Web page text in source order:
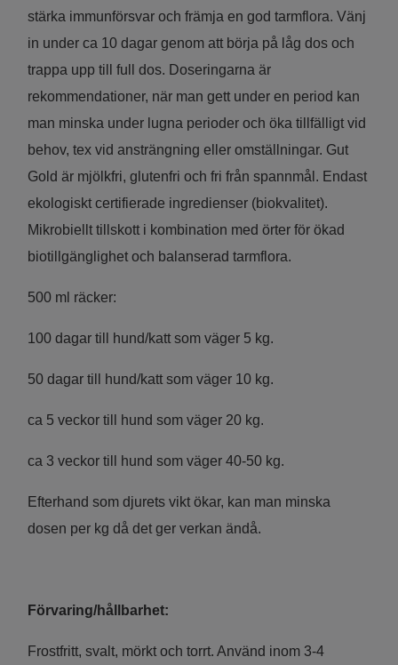
stärka immunförsvar och främja en god tarmflora. Vänj
in under ca 10 dagar genom att börja på låg dos och
trappa upp till full dos. Doseringarna är
rekommendationer, när man gett under en period kan
man minska under lugna perioder och öka tillfälligt vid
behov, tex vid ansträngning eller omställningar. Gut
Gold är mjölkfri, glutenfri och fri från spannmål. Endast
ekologiskt certifierade ingredienser (biokvalitet).
Mikrobiellt tillskott i kombination med örter för ökad
biotillgänglighet och balanserad tarmflora.
500 ml räcker:
100 dagar till hund/katt som väger 5 kg.
50 dagar till hund/katt som väger 10 kg.
ca 5 veckor till hund som väger 20 kg.
ca 3 veckor till hund som väger 40-50 kg.
Efterhand som djurets vikt ökar, kan man minska
dosen per kg då det ger verkan ändå.
Förvaring/hållbarhet:
Frostfritt, svalt, mörkt och torrt. Använd inom 3-4